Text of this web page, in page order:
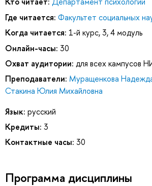
Где читается: Факультет социальных
Когда читается: 1-й курс, 3, 4 модуль
Онлайн-часы: 30
Охват аудитории: для всех кампусов
Преподаватели: Муращенкова
Стакина Юлия Михайловна
Язык: русский
Кредиты: 3
Контактные часы: 30
Программа дисциплины